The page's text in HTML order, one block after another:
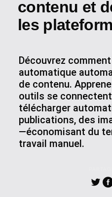
contenu et
les
Découvrez
automatique
de contenu.
outils se
télécharger
publications, des
—économisant du
travail manuel.